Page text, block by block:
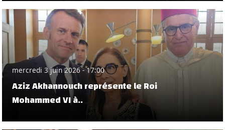
mercredi 3 juin 2026 - 17:00
Aziz Akhannouch représente le Roi
Mohammed VI à..